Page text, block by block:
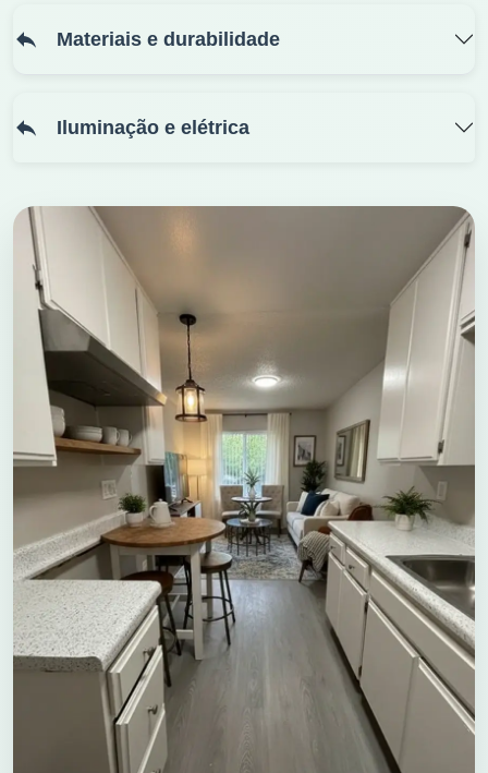
Materiais e durabilidade
Iluminação e elétrica